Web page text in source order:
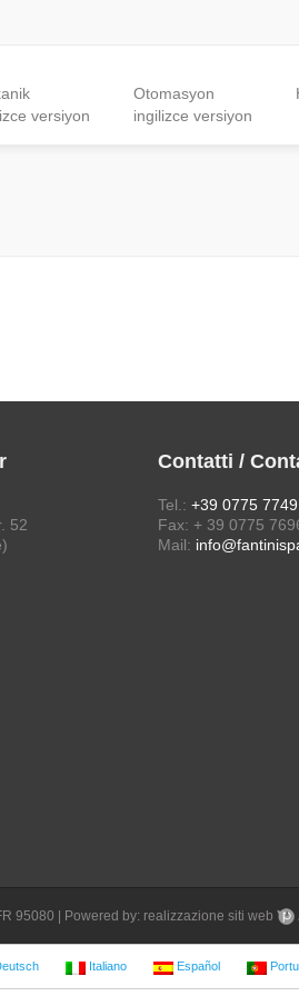
versiyon
Otomasyon
ingilizce versiyon
52
Contatti /
Tel.: +39 0775
Fax: + 39 0775
Mail:
95080 | Powered by: realizzazione siti web
Italiano Español